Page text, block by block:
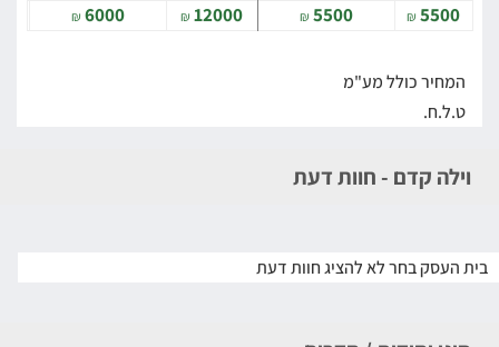
5500
₪
5500
₪
12000
₪
6000
₪
המחיר כולל מע"מ
ט.ל.ח.
וילה קדם - חוות דעת
בית העסק בחר לא להציג חוות דעת